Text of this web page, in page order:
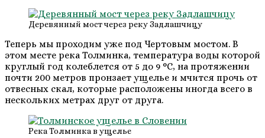
Деревянный мост через реку Задлашчицу
Теперь мы проходим уже под Чертовым мостом. В
этом месте река Толминка, температура воды которой
круглый год колеблется от 5 до 9 °C, на протяжении
почти 200 метров пронзает ущелье и мчится прочь от
отвесных скал, которые расположены иногда всего в
нескольких метрах друг от друга.
Река Толминка в ущелье